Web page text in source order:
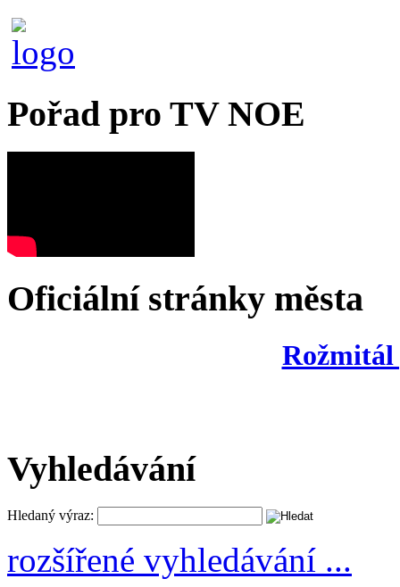
Pořad pro TV NOE
Oficiální stránky města
Rožmitál
Vyhledávání
Hledaný výraz:
rozšířené vyhledávání ...